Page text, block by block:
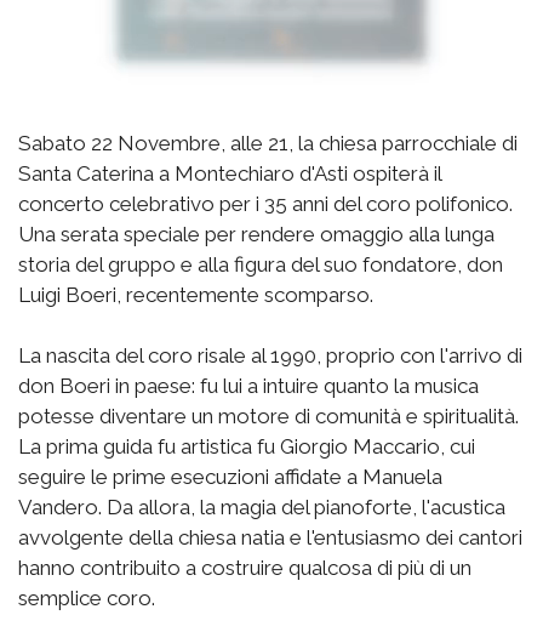
Sabato 22 Novembre, alle 21, la chiesa parrocchiale di
Santa Caterina a Montechiaro d'Asti ospiterà il
concerto celebrativo per i 35 anni del coro polifonico.
Una serata speciale per rendere omaggio alla lunga
storia del gruppo e alla figura del suo fondatore, don
Luigi Boeri, recentemente scomparso.
La nascita del coro risale al 1990, proprio con l'arrivo di
don Boeri in paese: fu lui a intuire quanto la musica
potesse diventare un motore di comunità e spiritualità.
La prima guida fu artistica fu Giorgio Maccario, cui
seguire le prime esecuzioni affidate a Manuela
Vandero. Da allora, la magia del pianoforte, l'acustica
avvolgente della chiesa natia e l'entusiasmo dei cantori
hanno contribuito a costruire qualcosa di più di un
semplice coro.